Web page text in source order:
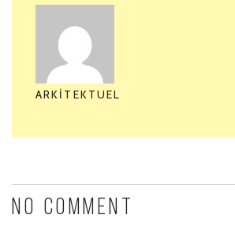
ARKITEKTUEL
NO COMMENT